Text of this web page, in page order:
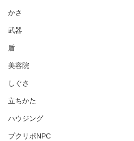
かさ
武器
盾
美容院
しぐさ
立ちかた
ハウジング
プクリポNPC